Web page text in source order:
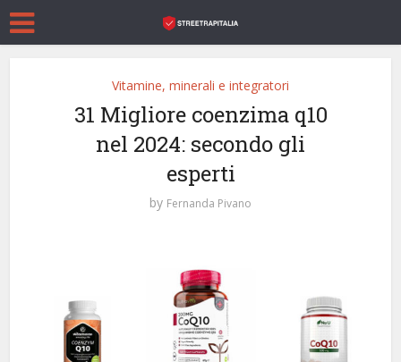
Vitamine, minerali e integratori
31 Migliore coenzima q10
nel 2024: secondo gli
esperti
by Fernanda Pivano